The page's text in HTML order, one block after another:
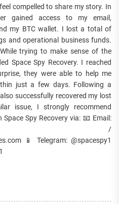
compelled to share my story. In
gained access to my email,
my BTC wallet. I lost a total of
and operational business funds.
trying to make sense of the
Space Spy Recovery. I reached
they were able to help me
just a few days. Following a
successfully recovered my lost
issue, I strongly recommend
Spy Recovery via: 📧 Email:
/
📱 Telegram: @spacespy1